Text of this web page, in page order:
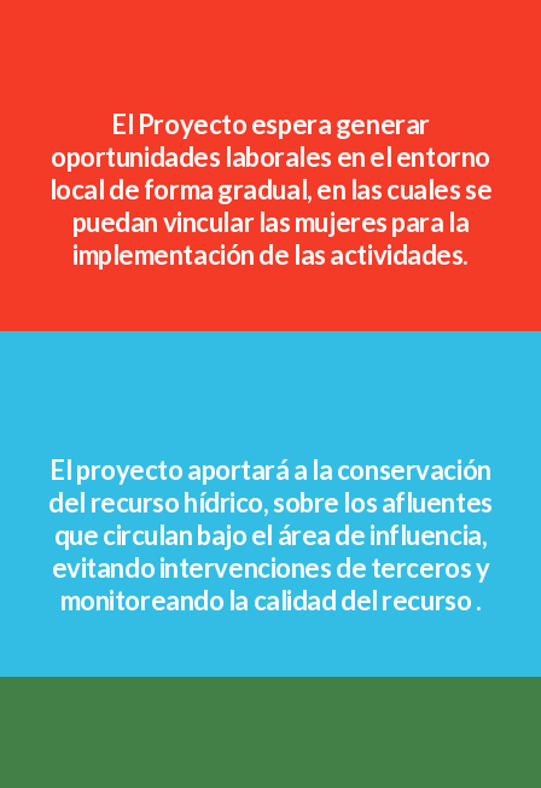
El Proyecto espera generar
oportunidades laborales en el entorno
local de forma gradual, en las cuales se
puedan vincular las mujeres para la
implementación de las actividades.
El proyecto aportará a la conservación
del recurso hídrico, sobre los afluentes
que circulan bajo el área de influencia,
evitando intervenciones de terceros y
monitoreando la calidad del recurso .